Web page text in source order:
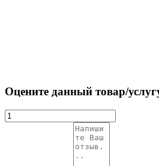
Оцените данный товар/